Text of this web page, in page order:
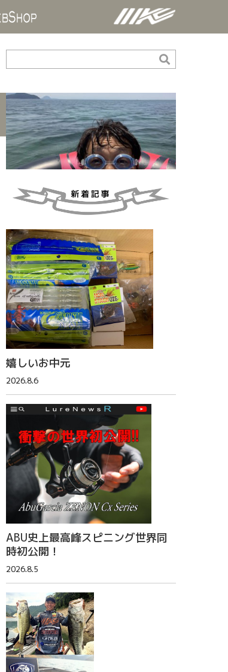
嬉しいお中元
2026.8.6
ABU史上最高峰スピニング世界同
時初公開！
2026.8.5